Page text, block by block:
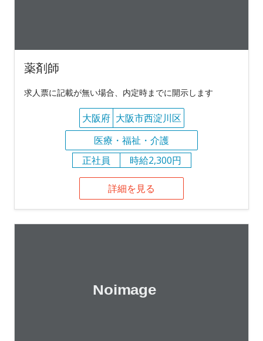
薬剤師
求人票に記載が無い場合、内定時までに開示します
大阪府 大阪市西淀川区
医療・福祉・介護
正社員
時給2,300円
詳細を見る